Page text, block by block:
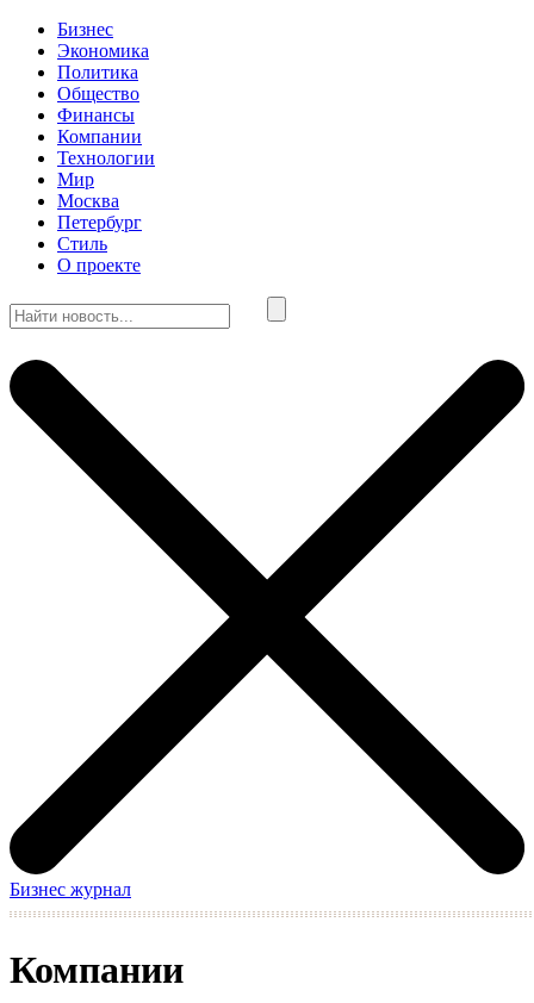
Бизнес
Экономика
Политика
Общество
Финансы
Компании
Технологии
Мир
Москва
Петербург
Стиль
О проекте
Бизнес журнал
Компании